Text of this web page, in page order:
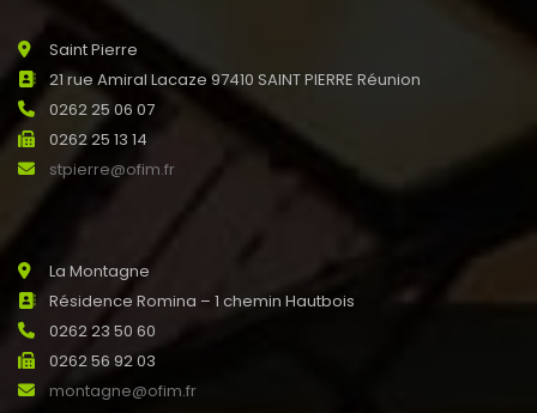
Saint Pierre
21 rue Amiral Lacaze 97410 SAINT PIERRE Réunion
0262 25 06 07
0262 25 13 14
stpierre@ofim.fr
La Montagne
Résidence Romina – 1 chemin Hautbois
0262 23 50 60
0262 56 92 03
montagne@ofim.fr